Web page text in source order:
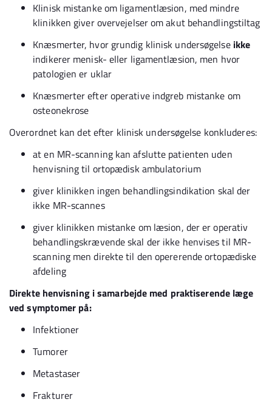
Klinisk mistanke om ligamentlæsion, med mindre
klinikken giver overvejelser om akut behandlingstiltag
Knæsmerter, hvor grundig klinisk undersøgelse ikke
indikerer menisk- eller ligamentlæsion, men hvor
patologien er uklar
Knæsmerter efter operative indgreb mistanke om
osteonekrose
Overordnet kan det efter klinisk undersøgelse konkluderes:
at en MR-scanning kan afslutte patienten uden
henvisning til ortopædisk ambulatorium
giver klinikken ingen behandlingsindikation skal der
ikke MR-scannes
giver klinikken mistanke om læsion, der er operativ
behandlingskrævende skal der ikke henvises til MR-
scanning men direkte til den opererende ortopædiske
afdeling
Direkte henvisning i samarbejde med praktiserende læge
ved symptomer på:
Infektioner
Tumorer
Metastaser
Frakturer